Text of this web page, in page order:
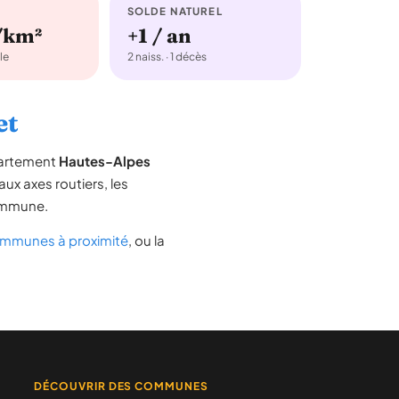
SOLDE NATUREL
+1 / an
2 naiss. · 1 décès
Hautes-Alpes
axes routiers, les
à proximité, ou la
DÉCOUVRIR DES COMMUNES